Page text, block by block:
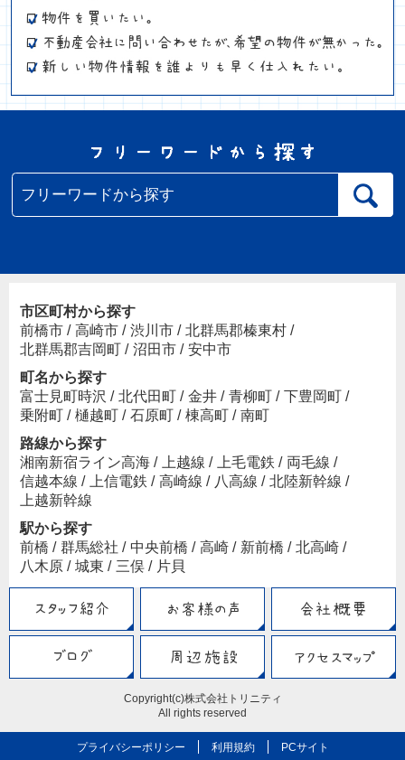
市区町村から探す
前橋市 / 高崎市 / 渋川市 / 北群馬郡榛東村 /
北群馬郡吉岡町 / 沼田市 / 安中市
町名から探す
富士見町時沢 / 北代田町 / 金井 / 青柳町 / 下豊岡町 /
乗附町 / 樋越町 / 石原町 / 棟高町 / 南町
路線から探す
湘南新宿ライン高海 / 上越線 / 上毛電鉄 / 両毛線 /
信越本線 / 上信電鉄 / 高崎線 / 八高線 / 北陸新幹線 /
上越新幹線
駅から探す
前橋 / 群馬総社 / 中央前橋 / 高崎 / 新前橋 / 北高崎 /
八木原 / 城東 / 三俣 / 片貝
Copyright(c)株式会社トリニティ
All rights reserved
プライバシーポリシー 利用規約 PCサイト